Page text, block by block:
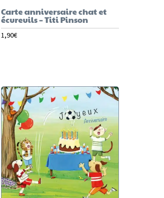
Carte anniversaire chat et
écureuils – Titi Pinson
1,90€